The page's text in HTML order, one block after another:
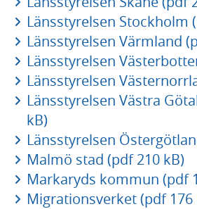
Länsstyrelsen Stockholm
Länsstyrelsen Värmland
Länsstyrelsen
Länsstyrelsen
Länsstyrelsen Västra
kB)
Länsstyrelsen
Malmö stad (pdf 210 kB)
Markaryds kommun (pdf
Migrationsverket (pdf 176